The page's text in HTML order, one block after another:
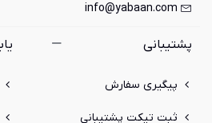
info@yabaan.com
پشتیبانی
پیگیری سفارش
ثبت تیکت پشتیبانی